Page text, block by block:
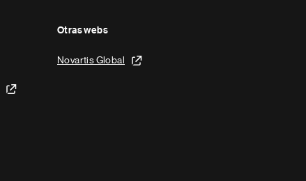
Otras webs
Novartis Global